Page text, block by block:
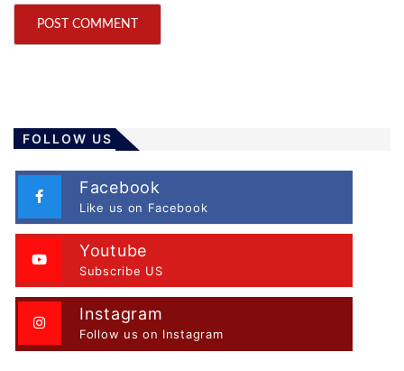
FOLLOW US
Facebook
Like us on Facebook
Youtube
Subscribe US
Instagram
Follow us on Instagram